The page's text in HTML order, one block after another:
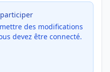
des modifications
devez être connecté.